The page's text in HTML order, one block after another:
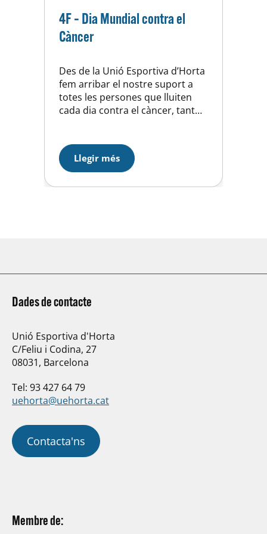
4F – Dia Mundial contra el
Càncer
Des de la Unió Esportiva d’Horta
fem arribar el nostre suport a
totes les persones que lluiten
cada dia contra el càncer, tant
tradicional Caminada de la Festa
Major d’Horta vam col·laborar
amb La Marató de TV3 que
aquesta edició l’han dedicat a
Llegir més
Dades de contacte
Unió Esportiva d'Horta
C/Feliu i Codina, 27
08031, Barcelona
Tel: 93 427 64 79
uehorta@uehorta.cat
Contacta'ns
Membre de: